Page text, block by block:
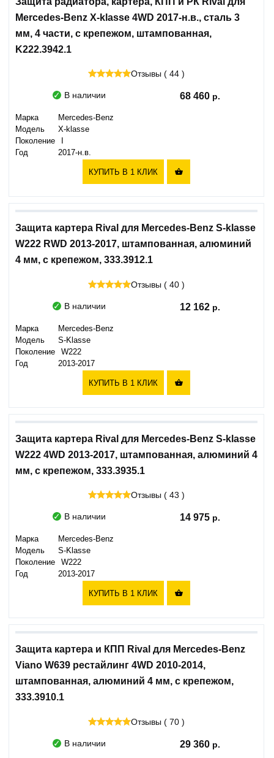
Mercedes-Benz X-klasse 4WD 2017-н.в., сталь 3
мм, 4 части, с крепежом, штампованная,
K222.3942.1
Отзывы ( 44 )
В наличии 68 460
Марка
Mercedes-Benz
Модель
X-klasse
Поколение
Год
2017-н.в.
КУПИТЬ В 1 КЛИК 
Защита картера Rival для Mercedes-Benz S-klasse
W222 RWD 2013-2017, штампованная, алюминий
4 мм, с крепежом, 333.3912.1
Отзывы ( 40 )
В наличии 12 162
Марка
Mercedes-Benz
Модель
S-Klasse
Поколение
W222
Год
2013-2017
КУПИТЬ В 1 КЛИК 
Защита картера Rival для Mercedes-Benz S-klasse
W222 4WD 2013-2017, штампованная, алюминий 4
мм, с крепежом, 333.3935.1
Отзывы ( 43 )
В наличии 14 975
Марка
Mercedes-Benz
Модель
S-Klasse
Поколение
W222
Год
2013-2017
КУПИТЬ В 1 КЛИК 
Защита картера и КПП Rival для Mercedes-Benz
Viano W639 рестайлинг 4WD 2010-2014,
штампованная, алюминий 4 мм, с крепежом,
333.3910.1
Отзывы ( 70 )
В наличии 29 360